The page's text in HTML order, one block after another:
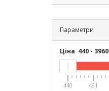
Параметри
Ціна 440 - 3960
440 461